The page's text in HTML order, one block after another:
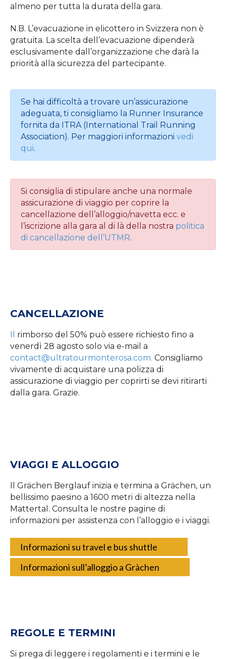
almeno per tutta la durata della gara.
N.B. L’evacuazione in elicottero in Svizzera non è
gratuita. La scelta dell’evacuazione dipenderà
esclusivamente dall’organizzazione che darà la
priorità alla sicurezza del partecipante.
Se hai difficoltà a trovare un’assicurazione
adeguata, ti consigliamo la Runner Insurance
fornita da ITRA (International Trail Running
Association). Per maggiori informazioni vedi
qui.
Si consiglia di stipulare anche una normale
assicurazione di viaggio per coprire la
cancellazione dell’alloggio/navetta ecc. e
l’iscrizione alla gara al di là della nostra politica
di cancellazione dell’UTMR.
CANCELLAZIONE
rimborso del 50% può essere richiesto fino a
venerdì 28 agosto solo via e-mail a
contact@ultratourmonterosa.com. Consigliamo
vivamente di acquistare una polizza di
assicurazione di viaggio per coprirti se devi ritirarti
dalla gara. Grazie.
VIAGGI E ALLOGGIO
Il Grächen Berglauf inizia e termina a Grächen, un
bellissimo paesino a 1600 metri di altezza nella
Mattertal. Consulta le nostre pagine di
informazioni per assistenza con l’alloggio e i viaggi.
Informazioni su travel e bus shuttle
Informazioni sull’alloggio a Gràchen
REGOLE E TERMINI
Si prega di leggere i regolamenti e i termini e le